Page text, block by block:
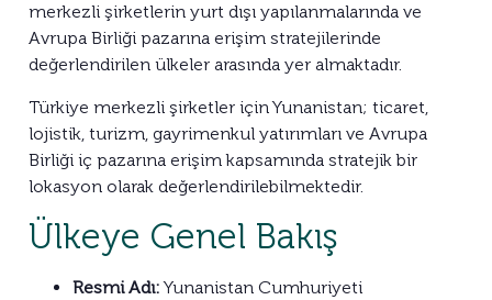
merkezli şirketlerin yurt dışı yapılanmalarında ve
Avrupa Birliği pazarına erişim stratejilerinde
değerlendirilen ülkeler arasında yer almaktadır.
Türkiye merkezli şirketler için Yunanistan; ticaret,
lojistik, turizm, gayrimenkul yatırımları ve Avrupa
Birliği iç pazarına erişim kapsamında stratejik bir
lokasyon olarak değerlendirilebilmektedir.
Ülkeye Genel Bakış
Resmi Adı:Yunanistan Cumhuriyeti